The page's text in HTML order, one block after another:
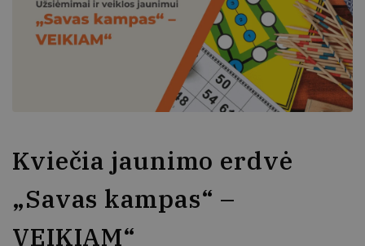
Kviečia jaunimo erdvė
„Savas kampas“ –
VEIKIAM“